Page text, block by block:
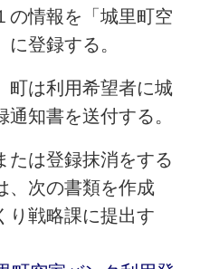
情報を「城里町空
登録する。
は利用希望者に城
知書を送付する。
は登録抹消をする
、次の書類を作成
り戦略課に提出す